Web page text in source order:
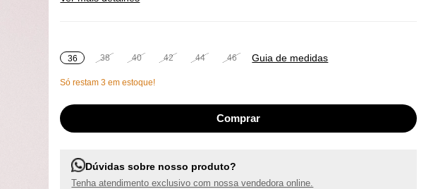
36 38 40 42 44 46 Guia de medidas
Só restam3 em estoque!
Dúvidas sobre nosso produto?
Tenha atendimento exclusivo com nossa vendedora online.